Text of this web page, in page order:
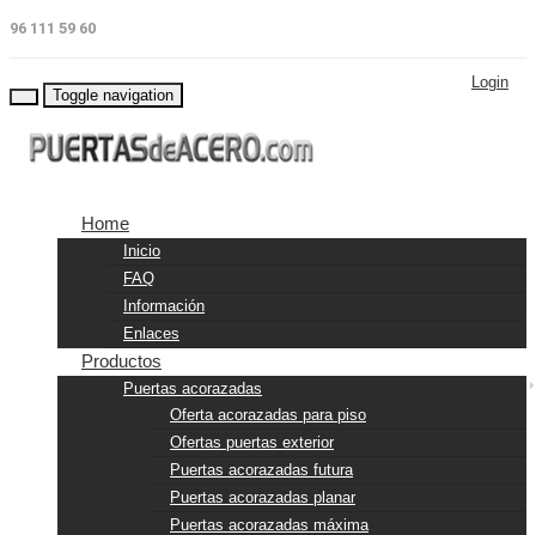
96 111 59 60
Login
Toggle navigation
Home
Inicio
FAQ
Información
Enlaces
Productos
Puertas acorazadas
Oferta acorazadas para piso
Ofertas puertas exterior
Puertas acorazadas futura
Puertas acorazadas planar
Puertas acorazadas máxima